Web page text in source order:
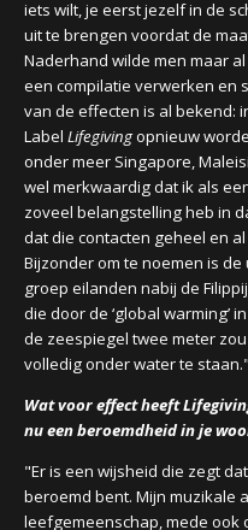
iets wilt, je eerst jezelf in de
uit te brengen voordat de
Naderhand wilde men maar
een compilatie verwerken en
van de effecten is al bekend:
Label Lifegivingopnieuw
onder meer Singapore,
wel merkwaardig dat ik als
zoveel belangstelling heb in
dat die contacten geheel en
Bijzonder om te noemen is
groep eilanden nabij de
die door de ‘global warming’
de zeespiegel twee meter
volledig onder water te staan."
Wat voor effect heeft
nu een beroemdheid in je
"Er is een wijsheid die zegt
beroemd bent. Mijn muzikale
leefgemeenschap, mede ook